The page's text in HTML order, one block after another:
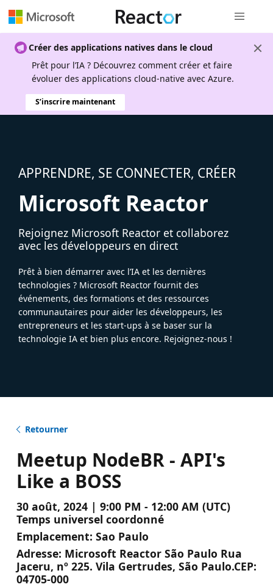
Créer des applications natives dans le cloud
Prêt pour l’IA ? Découvrez comment créer et faire
évoluer des applications cloud-native avec Azure.
S’inscrire maintenant
APPRENDRE, SE CONNECTER, CRÉER
Microsoft Reactor
Rejoignez Microsoft Reactor et collaborez
avec les développeurs en direct
Prêt à bien démarrer avec l’IA et les dernières
technologies ? Microsoft Reactor fournit des
événements, des formations et des ressources
communautaires pour aider les développeurs, les
entrepreneurs et les start-ups à se baser sur la
technologie IA et bien plus encore. Rejoignez-nous !
Retourner
Meetup NodeBR - API's
Like a BOSS
30 août, 2024 | 9:00 PM - 12:00 AM (UTC)
Temps universel coordonné
Emplacement: Sao Paulo
Adresse: Microsoft Reactor São Paulo Rua
Jaceru, nº 225. Vila Gertrudes, São Paulo.CEP:
04705-000